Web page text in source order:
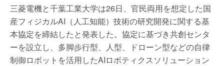
三菱電機と千葉工業大学は26日、官民両用を想定した国
産フィジカルAI（人工知能）技術の研究開発に関する基
本協定を締結したと発表した。協定に基づき共創センタ
ーを設立し、多脚歩行型、人型、ドローン型などの自律
制御ロボットを活用したAIロボティクスソリューション